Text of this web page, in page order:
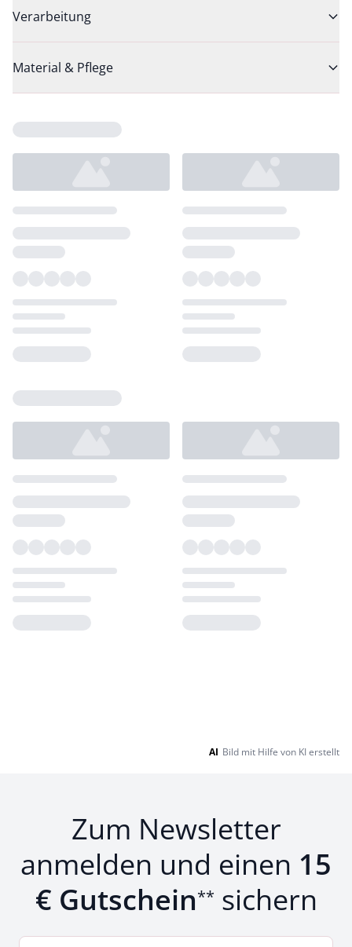
Verarbeitung
Material & Pflege
AI Bild mit Hilfe von KI erstellt
Zum Newsletter
anmelden und einen 15
€ Gutschein** sichern